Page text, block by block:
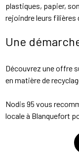
plastiques, papier,
rejoindre leurs filières
Une
Découvrez une offre
en matière de
Nodis 95 vous
locale à Blanquefort